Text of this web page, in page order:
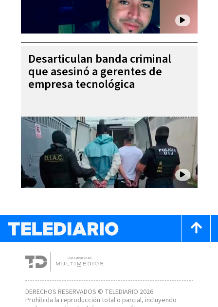
Desarticulan banda criminal
que asesinó a gerentes de
empresa tecnológica
DERECHOS RESERVADOS © TELEDIARIO 2026
Prohibida la reproducción total o parcial, incluyendo